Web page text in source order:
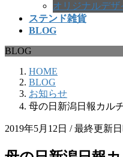
オリジナルデザ
ステンド雑貨
BLOG
BLOG
HOME
BLOG
お知らせ
母の日新潟日報カル
2019年5月12日 / 最終更新